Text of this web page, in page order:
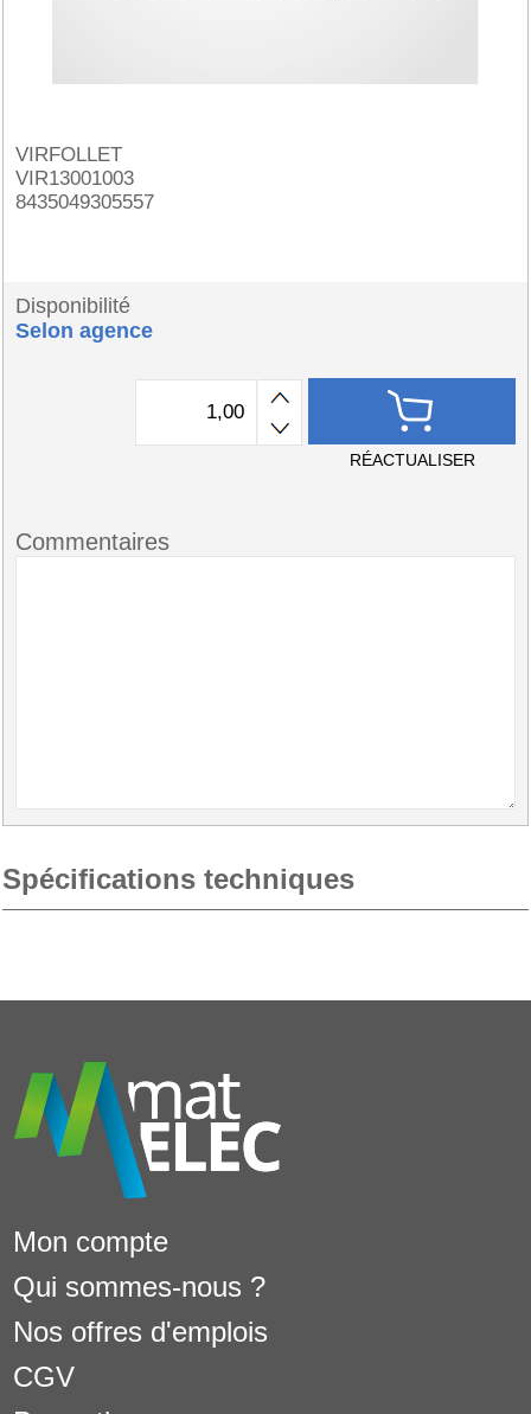
VIRFOLLET
VIR13001003
8435049305557
Disponibilité
Selon agence
RÉACTUALISER
Commentaires
Spécifications techniques
Mon compte
Qui sommes-nous ?
Nos offres d'emplois
CGV